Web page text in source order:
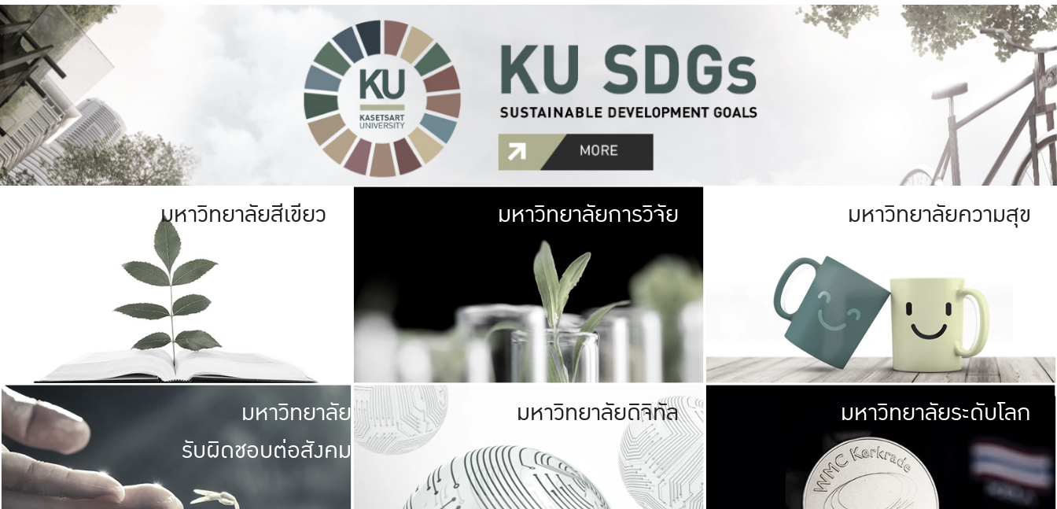
มหาวิทยาลัยสีเขียว มหาวิทยาลัย
เกษตรศาสตร์ มีพื้นที่เขียวสดใส หนาแน่น
เป็นป่าในเมือง (URBAN FOREST)
เกษตรในเมือง (URBAN AGRICULTURE)
ที่นับรวมกันได้ประมาณ 1,400 ไร่
มหาวิทยาลัยการวิจัย มหาวิทยาลัย
ให้กับประชาชน
มหาวิทยาลัยความสุข
มหาวิทยาลัย
รับผิดชอบต่อสังคม
มหาวิทยาลัยรับผิดชอบต่อสังคม
ร่วมมือกับชุมชน เพื่อความกินดีอยู่ดี
และความสุขอย่างยั่งยืน
มองปัญหาในภาพกว้าง
มหาวิทยาลัยดิจิทัล มหาวิทยา
พร้อมที่จ
และผลักดันในการใช้ระบบส
เพื่อการทำงานแ
มหาวิทยาลัยระดับโลก